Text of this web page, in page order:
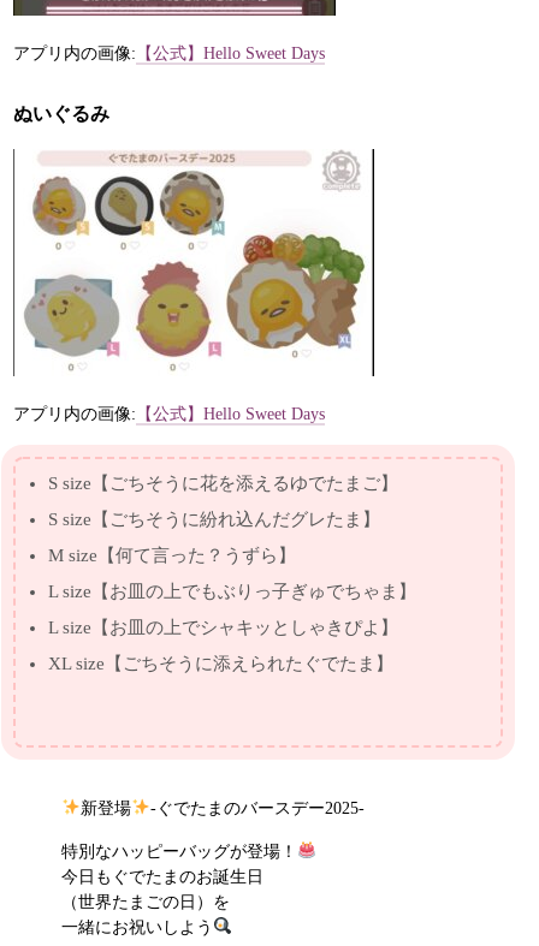
アプリ内の画像: 【公式】Hello Sweet Days
ぬいぐるみ
アプリ内の画像: 【公式】Hello Sweet Days
S size【ごちそうに花を添えるゆでたまご】
S size【ごちそうに紛れ込んだグレたま】
M size【何て言った？うずら】
L size【お皿の上でもぶりっ子ぎゅでちゃま】
L size【お皿の上でシャキッとしゃきぴよ】
XL size【ごちそうに添えられたぐでたま】
新登場 -ぐでたまのバースデー2025‐
特別なハッピーバッグが登場！
今日もぐでたまのお誕生日
（世界たまごの日）を
一緒にお祝いしよう